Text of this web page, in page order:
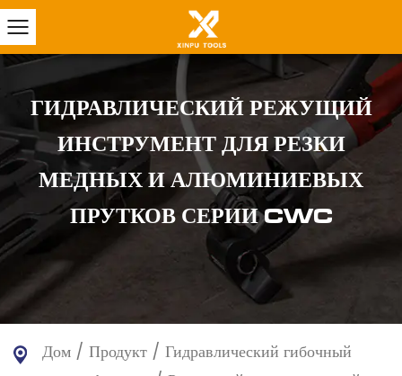
ГИДРАВЛИЧЕСКИЙ РЕЖУЩИЙ
ИНСТРУМЕНТ ДЛЯ РЕЗКИ
МЕДНЫХ И АЛЮМИНИЕВЫХ
ПРУТКОВ СЕРИИ CWC
Дом / Продукт / Гидравлический гибочный